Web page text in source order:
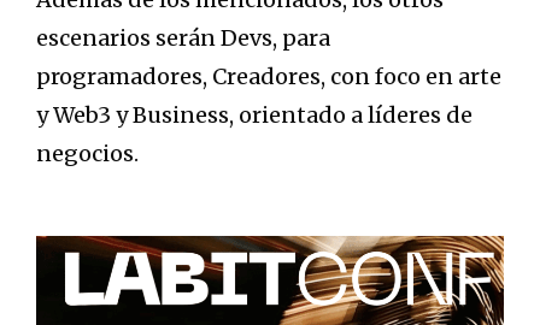
escenarios serán Devs, para
programadores, Creadores, con foco en arte
y Web3 y Business, orientado a líderes de
negocios.